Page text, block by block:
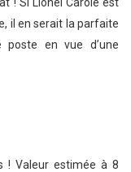
il en serait la parfaite
en vue d’une
! Valeur estimée à 8